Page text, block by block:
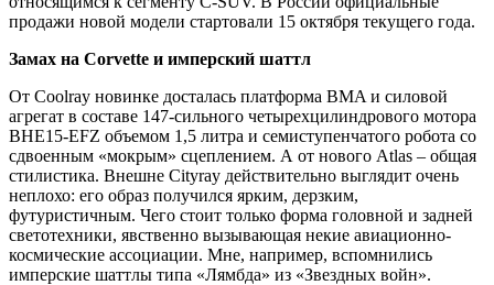
продажи новой модели стартовали 15 октября текущего года.
Замах на Corvette и имперский шаттл
От Coolray новинке досталась платформа BMA и силовой
агрегат в составе 147-сильного четырехцилиндрового мотора
BHE15-EFZ объемом 1,5 литра и семиступенчатого робота со
сдвоенным «мокрым» сцеплением. А от нового Atlas – общая
стилистика. Внешне Cityray действительно выглядит очень
неплохо: его образ получился ярким, дерзким,
футуристичным. Чего стоит только форма головной и задней
светотехники, явственно вызывающая некие авиационно-
космические ассоциации. Мне, например, вспомнились
имперские шаттлы типа «Лямбда» из «Звездных войн».